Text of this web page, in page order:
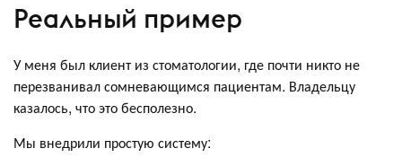
Реальный пример
У меня был клиент из стоматологии, где почти никто не
перезванивал сомневающимся пациентам. Владельцу
казалось, что это бесполезно.
Мы внедрили простую систему: